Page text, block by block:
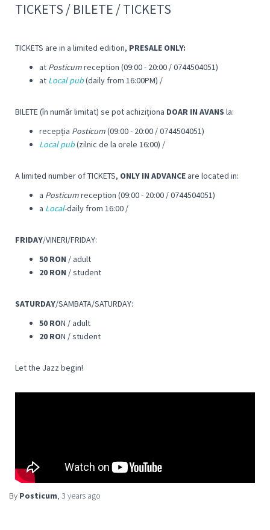
TICKETS / BILETE / TICKETS
TICKETS are in a limited edition, PRESALE ONLY:
at Posticumreception (09:00 - 20:00 / 0744504051)
at Local pub(daily from 16:00PM) /
BILETE (în număr limitat) se pot achiziționa DOAR IN AVANS la:
recepția Posticum(09:00 - 20:00 / 0744504051)
Local pub(zilnic de la orele 16:00) /
A limited number of TICKETS, ONLY IN ADVANCE are located in:
a Posticumreception (09:00 - 20:00 / 0744504051)
a Local-daily from 16:00 /
FRIDAY/VINERI/FRIDAY:
50 RON / adult
20 RON / student
SATURDAY/SAMBATA/SATURDAY:
50 RON / adult
20 RON / student
Let the Jazz begin!
By Posticum, 3 years ago